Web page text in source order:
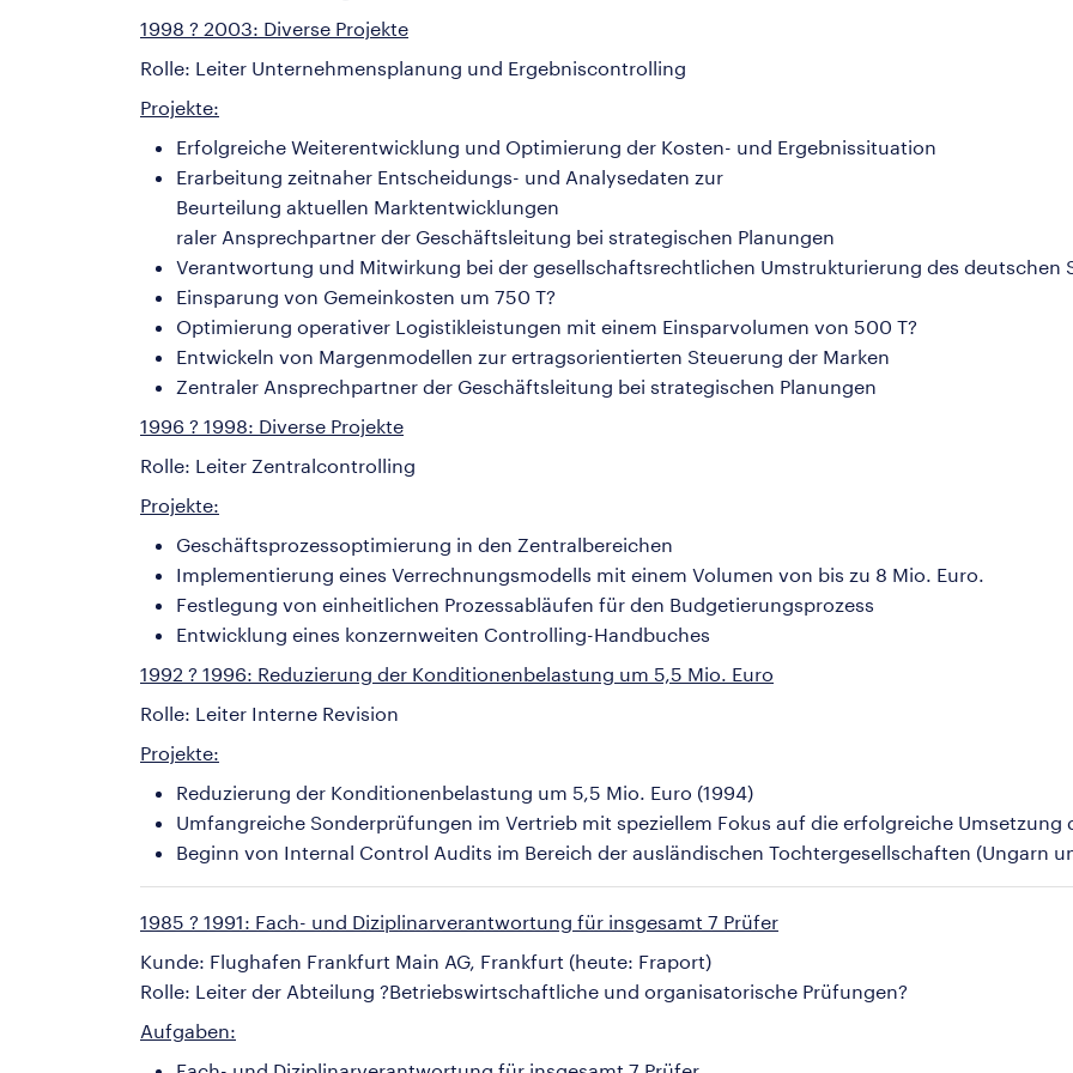
1998 ? 2003: Diverse Projekte
Rolle: Leiter Unternehmensplanung und Ergebniscontrolling
Projekte:
Erfolgreiche Weiterentwicklung und Optimierung der Kosten- und Ergebnissituation
Erarbeitung zeitnaher Entscheidungs- und Analysedaten zur
Beurteilung aktuellen Marktentwicklungen
raler Ansprechpartner der Geschäftsleitung bei strategischen Planungen
Verantwortung und Mitwirkung bei der gesellschaftsrechtlichen Umstrukturierung des deutschen
Einsparung von Gemeinkosten um 750 T?
Optimierung operativer Logistikleistungen mit einem Einsparvolumen von 500 T?
Entwickeln von Margenmodellen zur ertragsorientierten Steuerung der Marken
Zentraler Ansprechpartner der Geschäftsleitung bei strategischen Planungen
1996 ? 1998: Diverse Projekte
Rolle: Leiter Zentralcontrolling
Projekte:
Geschäftsprozessoptimierung in den Zentralbereichen
Implementierung eines Verrechnungsmodells mit einem Volumen von bis zu 8 Mio. Euro.
Festlegung von einheitlichen Prozessabläufen für den Budgetierungsprozess
Entwicklung eines konzernweiten Controlling-Handbuches
1992 ? 1996: Reduzierung der Konditionenbelastung um 5,5 Mio. Euro
Rolle: Leiter Interne Revision
Projekte:
Reduzierung der Konditionenbelastung um 5,5 Mio. Euro (1994)
Umfangreiche Sonderprüfungen im Vertrieb mit speziellem Fokus auf die erfolgreiche Umsetzung
Beginn von Internal Control Audits im Bereich der ausländischen Tochtergesellschaften (Ungarn
1985 ? 1991: Fach- und Diziplinarverantwortung für insgesamt 7 Prüfer
Kunde: Flughafen Frankfurt Main AG, Frankfurt (heute: Fraport)
Rolle: Leiter der Abteilung ?Betriebswirtschaftliche und organisatorische Prüfungen?
Aufgaben: